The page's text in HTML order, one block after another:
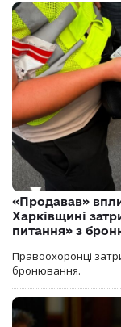
«Продавав»
Харківщині
питання» з
Правоохоронці
бронювання.